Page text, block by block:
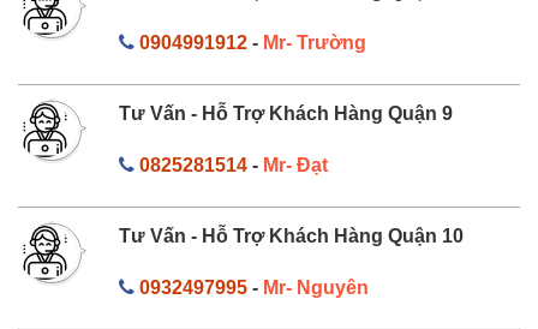
0904991912- Mr- Trường
Tư Vấn - Hỗ Trợ Khách Hàng Quận 9
0825281514- Mr- Đạt
Tư Vấn - Hỗ Trợ Khách Hàng Quận 10
0932497995- Mr- Nguyên